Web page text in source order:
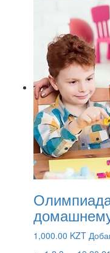
1,000.00 KZT